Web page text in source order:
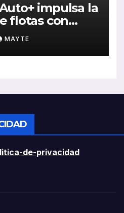
impulsa la
flotas con
eléctricos
MAYTE
de-privacidad